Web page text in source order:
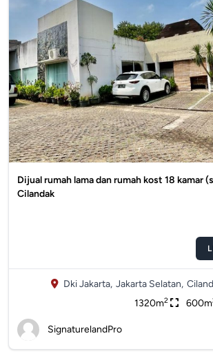
Dijual rumah lama dan rumah kost 18 kamar
Cilandak
Dki Jakarta, Jakarta Selatan,
1320m2 600m
SignaturelandPro